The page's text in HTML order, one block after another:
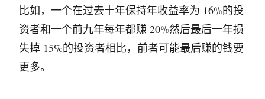
比如，一个在过去十年保持年收益率为 16%的投
资者和一个前九年每年都赚 20%然后最后一年损
失掉 15%的投资者相比，前者可能最后赚的钱要
更多。